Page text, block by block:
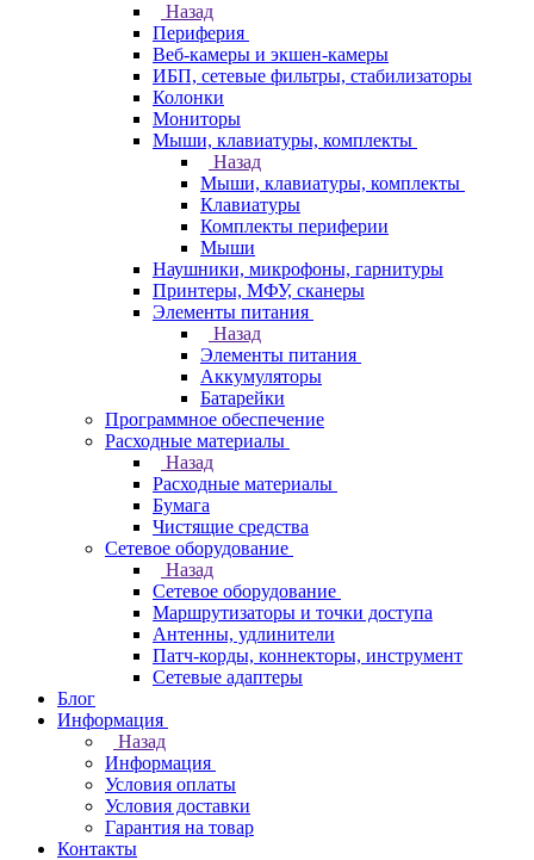
Назад
Периферия
Веб-камеры и экшен-камеры
ИБП, сетевые фильтры, стабилизаторы
Колонки
Мониторы
Мыши, клавиатуры, комплекты
Назад
Мыши, клавиатуры, комплекты
Клавиатуры
Комплекты периферии
Мыши
Наушники, микрофоны, гарнитуры
Принтеры, МФУ, сканеры
Элементы питания
Назад
Элементы питания
Аккумуляторы
Батарейки
Программное обеспечение
Расходные материалы
Назад
Расходные материалы
Бумага
Чистящие средства
Сетевое оборудование
Назад
Сетевое оборудование
Маршрутизаторы и точки доступа
Антенны, удлинители
Патч-корды, коннекторы, инструмент
Сетевые адаптеры
Блог
Информация
Назад
Информация
Условия оплаты
Условия доставки
Гарантия на товар
Контакты